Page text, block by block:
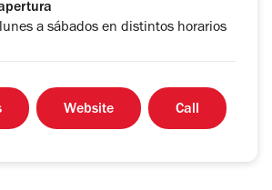
a sábados en distintos horarios
Website Call